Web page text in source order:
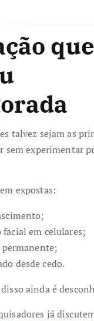
que
talvez sejam as
sem experimentar
expostas:
em celulares;
desde cedo.
ainda é
já